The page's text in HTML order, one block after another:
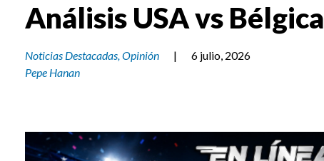
Análisis USA vs Bélgica
Noticias Destacadas,Opinión |
6 julio, 2026
Pepe Hanan